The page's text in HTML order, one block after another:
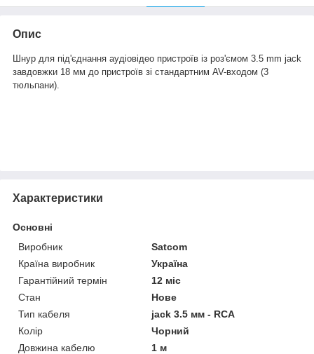
Опис
Шнур для під'єднання аудіовідео пристроїв із роз'ємом 3.5 mm jack
завдовжки 18 мм до пристроїв зі стандартним AV-входом (3
тюльпани).
Характеристики
Основні
Виробник
Satcom
Країна виробник
Україна
Гарантійний термін
12 міс
Стан
Нове
Тип кабеля
jack 3.5 мм - RCA
Колір
Чорний
Довжина кабелю
1 м